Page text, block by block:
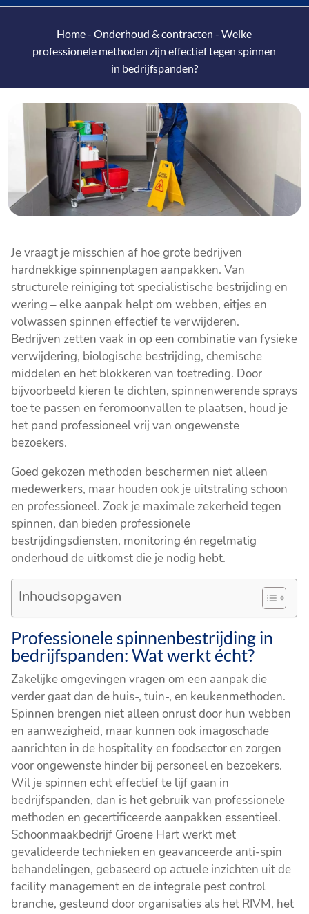
Home-Onderhoud & contracten -Welke
professionele methoden zijn effectief tegen spinnen
in bedrijfspanden?
Je vraagt je misschien af hoe grote bedrijven
hardnekkige spinnenplagen aanpakken. Van
structurele reiniging tot specialistische bestrijding en
wering – elke aanpak helpt om webben, eitjes en
volwassen spinnen effectief te verwijderen.
Bedrijven zetten vaak in op een combinatie van fysieke
verwijdering, biologische bestrijding, chemische
middelen en het blokkeren van toetreding. Door
bijvoorbeeld kieren te dichten, spinnenwerende sprays
toe te passen en feromoonvallen te plaatsen, houd je
het pand professioneel vrij van ongewenste
bezoekers.
Goed gekozen methoden beschermen niet alleen
medewerkers, maar houden ook je uitstraling schoon
en professioneel. Zoek je maximale zekerheid tegen
spinnen, dan bieden professionele
bestrijdingsdiensten, monitoring én regelmatig
onderhoud de uitkomst die je nodig hebt.
Inhoudsopgaven
Professionele spinnenbestrijding in
bedrijfspanden: Wat werkt écht?
Zakelijke omgevingen vragen om een aanpak die
verder gaat dan de huis-, tuin-, en keukenmethoden.
Spinnen brengen niet alleen onrust door hun webben
en aanwezigheid, maar kunnen ook imagoschade
aanrichten in de hospitality en foodsector en zorgen
voor ongewenste hinder bij personeel en bezoekers.
Wil je spinnen echt effectief te lijf gaan in
bedrijfspanden, dan is het gebruik van professionele
methoden en gecertificeerde aanpakken essentieel.
Schoonmaakbedrijf Groene Hart werkt met
gevalideerde technieken en geavanceerde anti-spin
behandelingen, gebaseerd op actuele inzichten uit de
facility management en de integrale pest control
branche, gesteund door organisaties als het RIVM, het